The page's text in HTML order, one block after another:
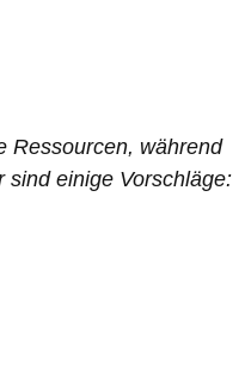
Ressourcen, während
sind einige Vorschläge: